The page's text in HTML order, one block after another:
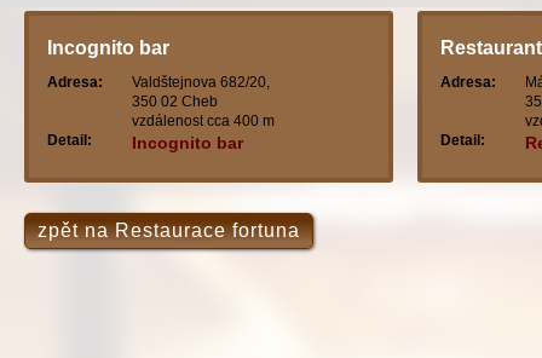
Incognito bar
Adresa:
Valdštejnova 682/20,
350 02 Cheb
vzdálenost cca 400 m
Detail:
Incognito bar
Adresa:
Detail:
zpět na Restaurace fortuna